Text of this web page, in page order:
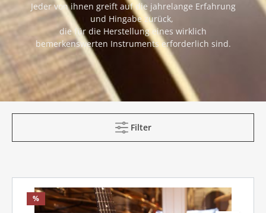
Jeder von ihnen greift auf die jahrelange Erfahrung
und Hingabe zurück,
die für die Herstellung eines wirklich
bemerkenswerten Instruments erforderlich sind.
Filter
%